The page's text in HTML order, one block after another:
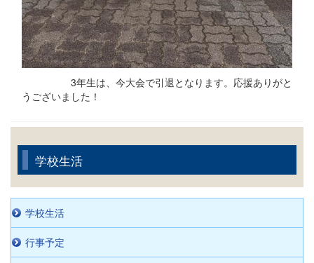
3年生は、今大会で引退となります。応援ありがと
うございました！
学校生活
学校生活
行事予定